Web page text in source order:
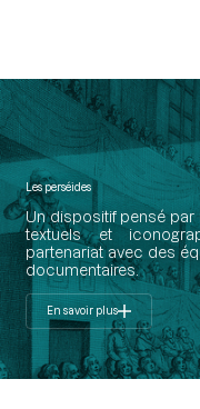
Les perséides
Un dispositif pensé
textuels et
partenariat avec des
documentaires.
En savoir plus